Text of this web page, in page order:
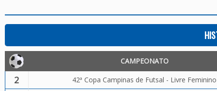
CAMPEONATO
2 42ª Copa Campinas de Futsal - Livre Feminino